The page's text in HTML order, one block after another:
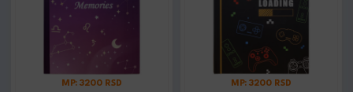
MP: 3200 RSD MP: 3200 RSD